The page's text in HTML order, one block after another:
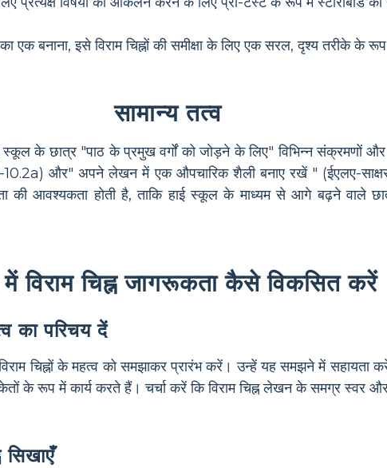
एक बनाना, इसे विराम चिह्नों की समीक्षा के लिए एक सरल, दृश्य तरीके के
सामान्य तत्व
स्कूल के छात्र "पाठ के प्रमुख वर्गों को जोड़ने के लिए" विभिन्न संक्रमणों
10.2a) और" अपने लेखन में एक औपचारिक शैली बनाए रखें " (ईएलए-
की आवश्यकता होती है, ताकि हाई स्कूल के माध्यम से आगे बढ़ने वाले
विराम चिह्न जागरूकता कैसे विकसित करें
का परिचय दें
चिह्नों के महत्व को समझाकर प्रारंभ करें। उन्हें यह समझने में सहायता
के रूप में कार्य करते हैं। चर्चा करें कि विराम चिह्न लेखन के समग्र स्वर और
सिखाएँ